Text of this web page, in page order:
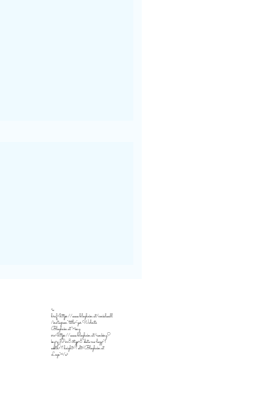
<a
href="https://www.blogheim.at/socialwall
/instagram" title="zur Website
Blogheim.at"><img
src="https://www.blogheim.at/ranking?
key=qJPsr8&typ=8" data-no-lazy="1"
width="1" height="1" alt="Blogheim.at
Logo"></a>